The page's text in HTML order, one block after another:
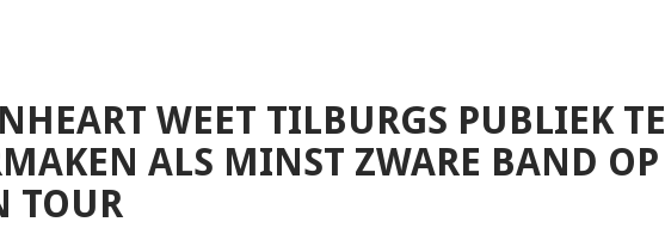
WEET TILBURGS PUBLIEK TE
ALS MINST ZWARE BAND OP
TOUR